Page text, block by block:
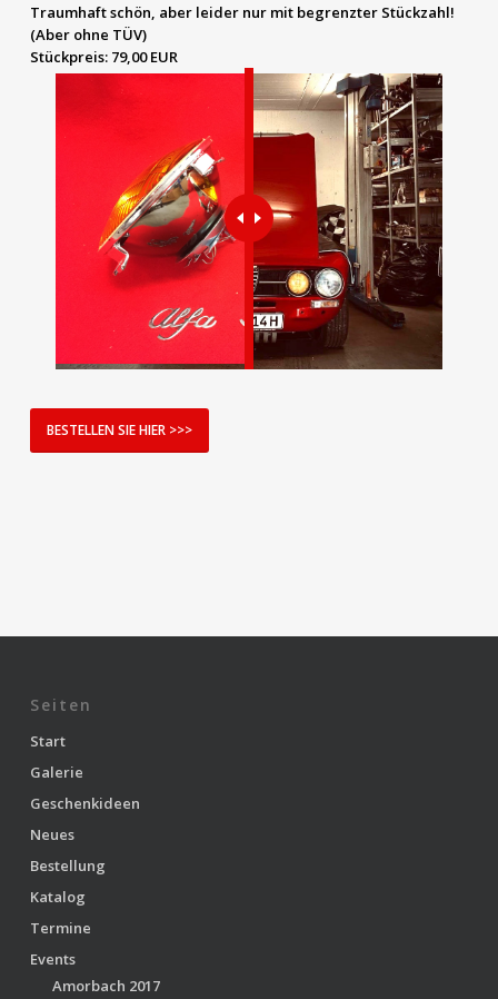
Traumhaft schön, aber leider nur mit begrenzter Stückzahl!
(Aber ohne TÜV)
Stückpreis: 79,00 EUR
BESTELLEN SIE HIER >>>
Seiten
Start
Galerie
Geschenkideen
Neues
Bestellung
Katalog
Termine
Events
Amorbach 2017